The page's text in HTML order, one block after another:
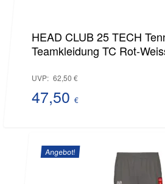
HEAD CLUB 25 TECH
Teamkleidung TC Rot-
UVP: 62,50 €
62,50 €
47,50 €
Preis
ist:Angebot!